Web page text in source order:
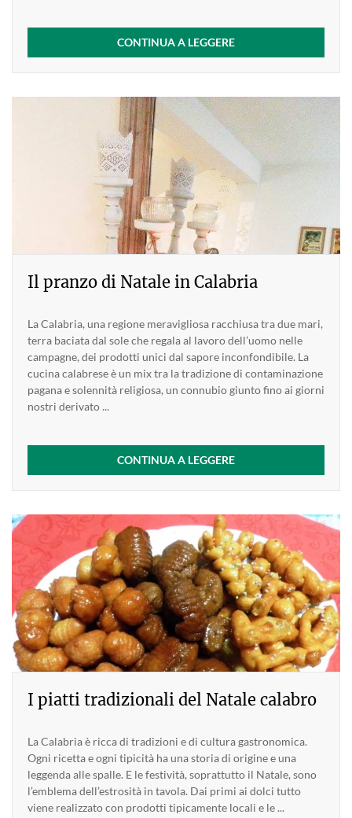
CONTINUA A LEGGERE
Il pranzo di Natale in Calabria
La Calabria, una regione meravigliosa racchiusa tra due mari,
terra baciata dal sole che regala al lavoro dell’uomo nelle
campagne, dei prodotti unici dal sapore inconfondibile. La
cucina calabrese è un mix tra la tradizione di contaminazione
pagana e solennità religiosa, un connubio giunto fino ai giorni
nostri derivato ...
CONTINUA A LEGGERE
I piatti tradizionali del Natale calabro
La Calabria è ricca di tradizioni e di cultura gastronomica.
Ogni ricetta e ogni tipicità ha una storia di origine e una
leggenda alle spalle. E le festività, soprattutto il Natale, sono
l’emblema dell’estrosità in tavola. Dai primi ai dolci tutto
viene realizzato con prodotti tipicamente locali e le ...